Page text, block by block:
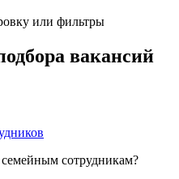
или фильтры
вакансий
сотрудникам?